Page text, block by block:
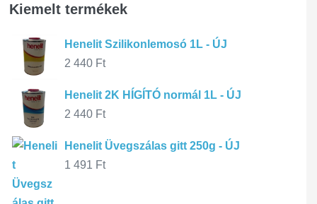
Kiemelt termékek
Henelit Szilikonlemosó 1L - ÚJ
2 440 Ft
Henelit 2K HÍGÍTÓ normál 1L - ÚJ
2 440 Ft
Henelit Üvegszálas gitt 250g - ÚJ
1 491 Ft